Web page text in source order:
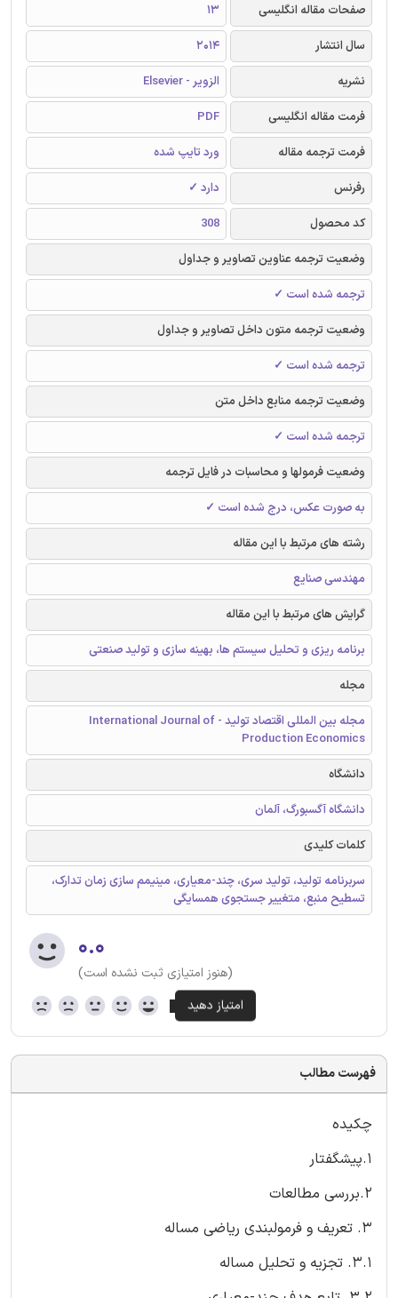
صفحات مقاله انگلیسی
13
سال انتشار
2014
نشریه
الزویر - Elsevier
فرمت مقاله انگلیسی
PDF
فرمت ترجمه مقاله
ورد تایپ شده
رفرنس
دارد ✓
کد محصول
308
وضعیت ترجمه عناوین تصاویر و جداول
ترجمه شده است ✓
وضعیت ترجمه متون داخل تصاویر و جداول
ترجمه شده است ✓
وضعیت ترجمه منابع داخل متن
ترجمه شده است ✓
وضعیت فرمولها و محاسبات در فایل ترجمه
به صورت عکس، درج شده است ✓
رشته های مرتبط با این مقاله
مهندسی صنایع
گرایش های مرتبط با این مقاله
برنامه ریزی و تحلیل سیستم ها، بهینه سازی و تولید صنعتی
مجله
مجله بین المللی اقتصاد تولید - International Journal of
Production Economics
دانشگاه
دانشگاه آگسبورگ، آلمان
کلمات کلیدی
سربرنامه تولید، تولید سری، چند-معیاری، مینیمم سازی زمان تدارک،
تسطیح منبع، متغییر جستجوی همسایگی
۰.۰
(هنوز امتیازی ثبت نشده است)
فهرست مطالب
چکیده
1.پیشگفتار
2.بررسی مطالعات
3. تعریف و فرمولبندی ریاضی مساله
3.1. تجزیه و تحلیل مساله